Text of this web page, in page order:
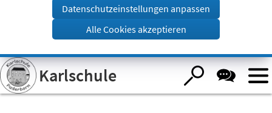
Visuelle
Assistenzsoftware
öffnen.
Tab)
Datenschutzeinstellungen anpassen
Alle Cookies akzeptieren
Karlschule